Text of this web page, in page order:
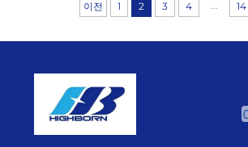
이전 1 2 3 4 14